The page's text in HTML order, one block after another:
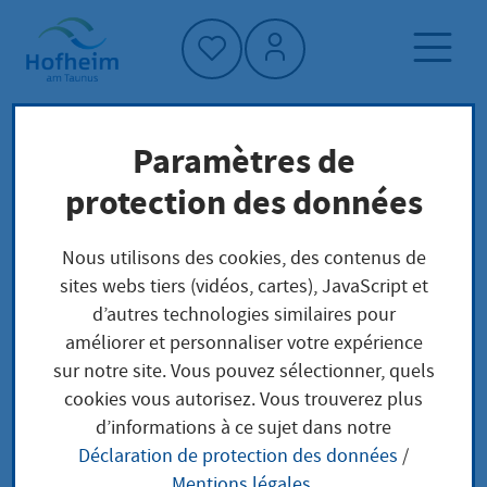
Accueil"
Page d'accueil
Trouver un service
Préoccupations locales
Erlaubnis zum Erwerb und Besitz von Waffen
und Munition Erteilung für Erwerber infolge
eines Erbfalls
Erlaubnis zum Erwerb
und Besitz von Waffen
Paramètres de
protection des données
Nous utilisons des cookies, des contenus de
sites webs tiers (vidéos, cartes), JavaScript et
d’autres technologies similaires pour
améliorer et personnaliser votre expérience
sur notre site. Vous pouvez sélectionner, quels
cookies vous autorisez. Vous trouverez plus
d’informations à ce sujet dans notre
Déclaration de protection des données /